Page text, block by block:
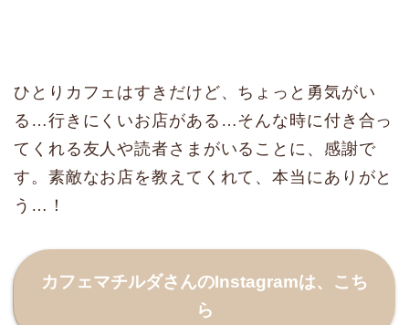
ひとりカフェはすきだけど、ちょっと勇気がい
る…行きにくいお店がある…そんな時に付き合っ
てくれる友人や読者さまがいることに、感謝で
す。素敵なお店を教えてくれて、本当にありがと
う…！
カフェマチルダさんのInstagramは、こち
ら